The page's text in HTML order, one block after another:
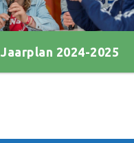
Jaarplan 2024-2025